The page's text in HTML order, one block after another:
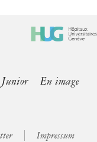
Junior
En image
Impressum